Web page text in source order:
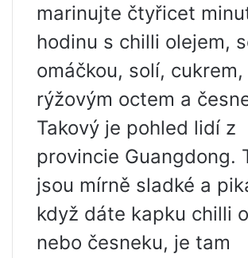
marinujte čtyřicet
hodinu s chilli olejem,
omáčkou, solí, cukrem,
rýžovým octem a
Takový je pohled lidí z
provincie Guangdong.
jsou mírně sladké a
když dáte kapku chilli
nebo česneku, je tam